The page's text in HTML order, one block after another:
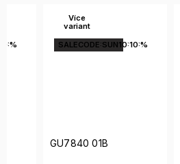
Více
variant
SALECODE:SUN10:10:%
GU7840 01B